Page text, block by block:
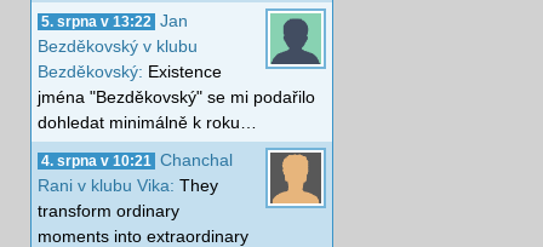
5. srpna v 13:22
Jan
Bezděkovský v klubu
Bezděkovský: Existence
jména "Bezděkovský" se mi podařilo
dohledat minimálně k roku…
4. srpna v 10:21
Chanchal
Rani v klubu Vika: They
transform ordinary
moments into extraordinary